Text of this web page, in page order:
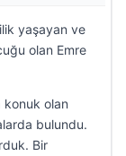
yaşayan ve
olan Emre
konuk olan
bulundu.
Bir